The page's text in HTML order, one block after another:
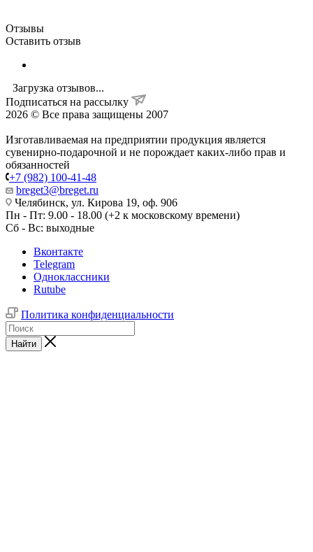
Отзывы
Оставить отзыв
Загрузка отзывов...
Подписаться на рассылку
2026 © Все права защищены 2007
Изготавливаемая на предприятии продукция является
сувенирно-подарочной и не порождает каких-либо прав и
обязанностей
+7 (982) 100-41-48
breget3@breget.ru
Челябинск, ул. Кирова 19, оф. 906
Пн - Пт: 9.00 - 18.00 (+2 к московскому времени)
Сб - Вс: выходные
Вконтакте
Telegram
Одноклассники
Rutube
Политика конфиденциальности
Найти